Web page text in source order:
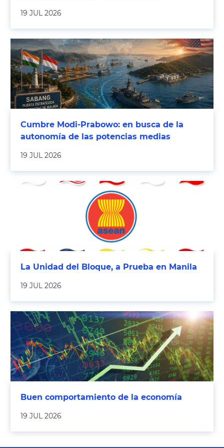
19 JUL 2026
Cumbre Modi-Prabowo: en busca de la
autonomía de las potencias medias
19 JUL 2026
La Unidad del Bloque, a Prueba en Manila
19 JUL 2026
Buen comportamiento de la economía
19 JUL 2026